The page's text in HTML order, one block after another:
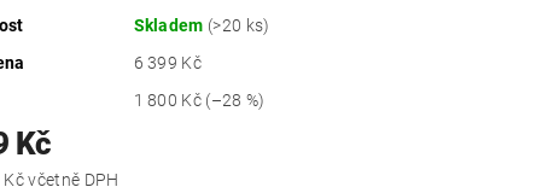
Skladem (>20 ks)
6 399 Kč
1 800 Kč (–28 %)
Kč
5 564,79 Kč včetně DPH